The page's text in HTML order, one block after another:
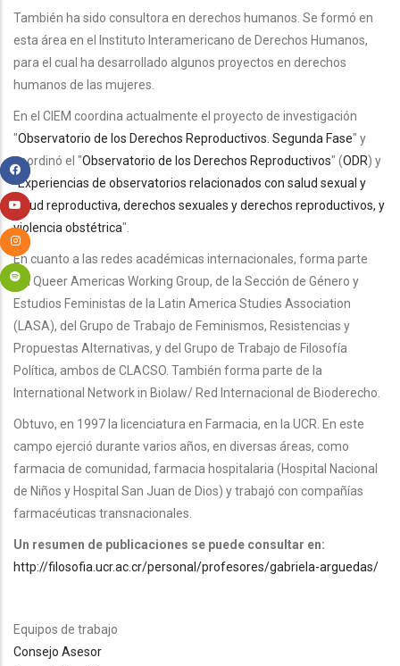
También ha sido consultora en derechos humanos. Se formó en
esta área en el Instituto Interamericano de Derechos Humanos,
para el cual ha desarrollado algunos proyectos en derechos
humanos de las mujeres.
En el CIEM coordina actualmente el proyecto de investigación
"Observatorio de los Derechos Reproductivos. Segunda Fase" y
coordinó el "Observatorio de los Derechos Reproductivos" (ODR) y
"Experiencias de observatorios relacionados con salud sexual y
salud reproductiva, derechos sexuales y derechos reproductivos, y
violencia obstétrica".
En cuanto a las redes académicas internacionales, forma parte
del Queer Americas Working Group, de la Sección de Género y
Estudios Feministas de la Latin America Studies Association
(LASA), del Grupo de Trabajo de Feminismos, Resistencias y
Propuestas Alternativas, y del Grupo de Trabajo de Filosofía
Política, ambos de CLACSO. También forma parte de la
International Network in Biolaw/ Red Internacional de Bioderecho.
Obtuvo, en 1997 la licenciatura en Farmacia, en la UCR. En este
campo ejerció durante varios años, en diversas áreas, como
farmacia de comunidad, farmacia hospitalaria (Hospital Nacional
de Niños y Hospital San Juan de Dios) y trabajó con compañías
farmacéuticas transnacionales.
Un resumen de publicaciones se puede consultar en:
http://filosofia.ucr.ac.cr/personal/profesores/gabriela-arguedas/
Equipos de trabajo
Consejo Asesor